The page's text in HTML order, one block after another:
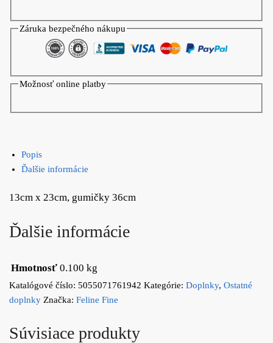
Záruka bezpečného nákupu
Možnosť online platby
Popis
Ďalšie informácie
13cm x 23cm, gumičky 36cm
Ďalšie informácie
Hmotnosť 0.100 kg
Katalógové číslo: 5055071761942 Kategórie: Doplnky, Ostatné
doplnky Značka: Feline Fine
Súvisiace produkty